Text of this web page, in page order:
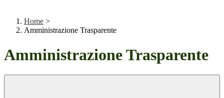
Home >
Amministrazione Trasparente
Amministrazione Trasparente